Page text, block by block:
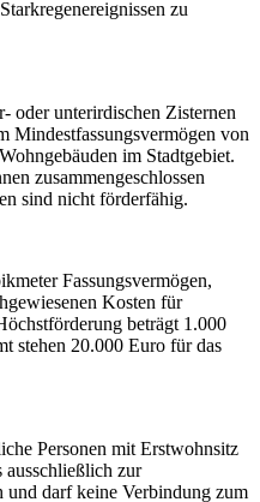
zu
oder unterirdischen Zisternen
Mindestfassungsvermögen von
im Stadtgebiet.
zusammengeschlossen
sind nicht förderfähig.
Fassungsvermögen,
Kosten für
beträgt 1.000
stehen 20.000 Euro für das
Personen mit Erstwohnsitz
ausschließlich zur
und darf keine Verbindung zum